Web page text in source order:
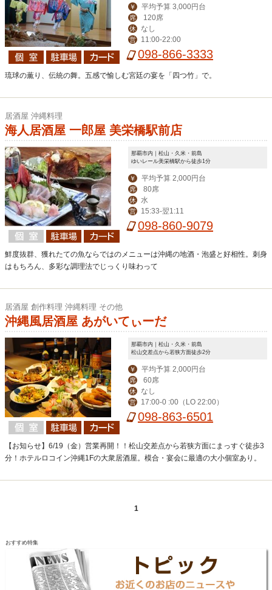
￥ 平均予算 3,000円台
席 120席
休 なし
営 11:00-22:00
098-866-3333
琉球の薫り、伝統の舞。五感で愉しむ宮廷の宴を「四つ竹」で。
居酒屋 沖縄料理
海人居酒屋 一郎屋 美栄橋駅前店
那覇市内｜松山・久米・前島
ゆいレール美栄橋駅から徒歩1分
￥ 平均予算 2,000円台
席 80席
休 水
営 15:33-翌1:11
098-860-9079
鮮度抜群、獲れたての魚ならではのメニューは沖縄の地酒・泡盛と好相性。刺身
はもちろん、多彩な調理法でじっくり味わって
居酒屋 創作料理 沖縄料理 その他
沖縄風居酒屋 あがいてぃーだ
那覇市内｜松山・久米・前島
松山交差点から若狭方面徒歩2分
￥ 平均予算 2,000円台
席 60席
休 なし
営 17:00-0 :00（LO 22:00）
098-863-6501
【お知らせ】6/19（金）営業再開！！松山交差点から若狭方面にまっすぐ徒歩3
分！ホテルロコイン沖縄1Fの大衆居酒屋。模合・宴会に最適の大小個室あり。
1
おすすめ特集